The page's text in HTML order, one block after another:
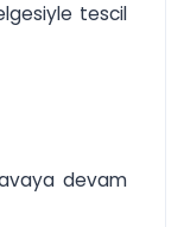
tescil
devam